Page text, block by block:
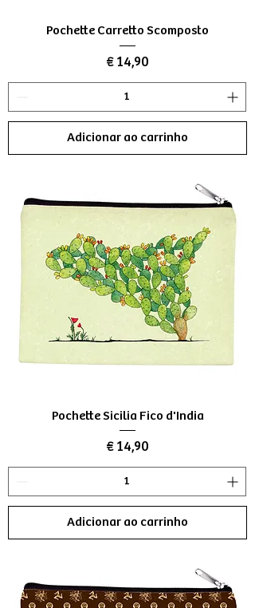
Pochette Carretto Scomposto
Preço
€ 14,90
Adicionar ao carrinho
Pochette Sicilia Fico d'India
Preço
€ 14,90
Adicionar ao carrinho